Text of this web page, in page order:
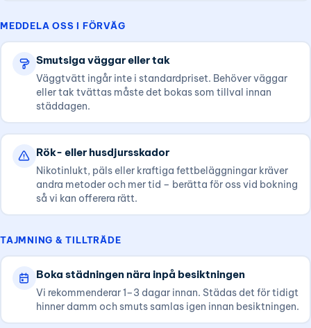
MEDDELA OSS I FÖRVÄG
Smutsiga väggar eller tak
Väggtvätt ingår inte i standardpriset. Behöver väggar
eller tak tvättas måste det bokas som tillval innan
städdagen.
Rök- eller husdjursskador
Nikotinlukt, päls eller kraftiga fettbeläggningar kräver
andra metoder och mer tid – berätta för oss vid bokning
så vi kan offerera rätt.
TAJMNING & TILLTRÄDE
Boka städningen nära inpå besiktningen
Vi rekommenderar 1–3 dagar innan. Städas det för tidigt
hinner damm och smuts samlas igen innan besiktningen.